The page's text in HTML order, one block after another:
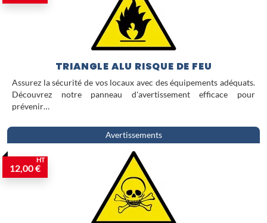
TRIANGLE ALU RISQUE DE FEU
Assurez la sécurité de vos locaux avec des équipements adéquats.
Découvrez notre panneau d'avertissement efficace pour
prévenir…
Avertissements
12,00 €
HT